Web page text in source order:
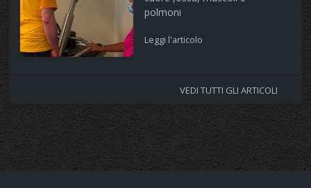
polmoni
Leggi l'articolo
VEDI TUTTI GLI ARTICOLI